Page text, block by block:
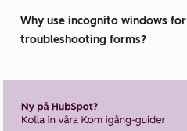
Why use incognito windows for
troubleshooting forms?